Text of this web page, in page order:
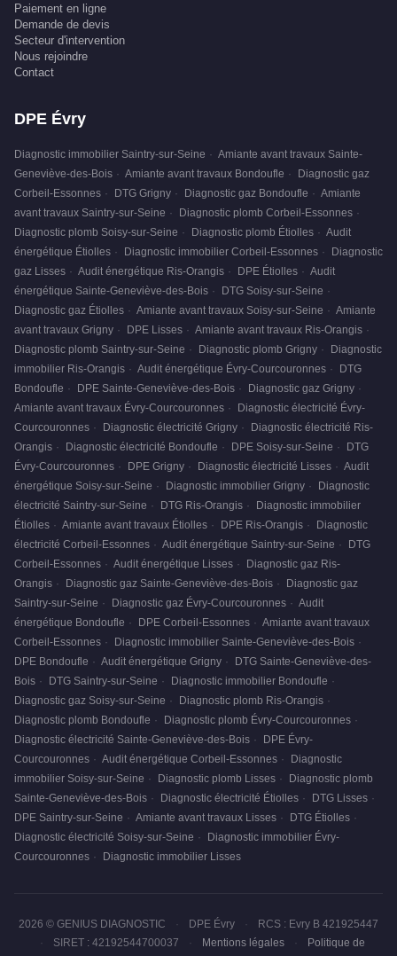
Paiement en ligne
Demande de devis
Secteur d'intervention
Nous rejoindre
Contact
DPE Évry
Diagnostic immobilier Saintry-sur-Seine · Amiante avant travaux Sainte-
Geneviève-des-Bois · Amiante avant travaux Bondoufle ·
Diagnostic gaz
Corbeil-Essonnes · DTG Grigny · Diagnostic gaz Bondoufle · Amiante
avant travaux Saintry-sur-Seine · Diagnostic plomb Corbeil-Essonnes ·
Diagnostic plomb Soisy-sur-Seine · Diagnostic plomb Étiolles · Audit
énergétique Étiolles · Diagnostic immobilier Corbeil-Essonnes ·
Diagnostic
gaz Lisses · Audit énergétique Ris-Orangis · DPE Étiolles · Audit
énergétique Sainte-Geneviève-des-Bois · DTG Soisy-sur-Seine ·
Diagnostic gaz Étiolles · Amiante avant travaux Soisy-sur-Seine · Amiante
avant travaux Grigny · DPE Lisses · Amiante avant travaux Ris-Orangis ·
Diagnostic plomb Saintry-sur-Seine · Diagnostic plomb Grigny ·
Diagnostic
immobilier Ris-Orangis · Audit énergétique Évry-Courcouronnes ·
DTG
Bondoufle · DPE Sainte-Geneviève-des-Bois · Diagnostic gaz Grigny ·
Amiante avant travaux Évry-Courcouronnes ·
Diagnostic électricité Évry-
Courcouronnes · Diagnostic électricité Grigny ·
Diagnostic électricité Ris-
Orangis · Diagnostic électricité Bondoufle · DPE Soisy-sur-Seine ·
DTG
Évry-Courcouronnes · DPE Grigny · Diagnostic électricité Lisses · Audit
énergétique Soisy-sur-Seine · Diagnostic immobilier Grigny ·
Diagnostic
électricité Saintry-sur-Seine · DTG Ris-Orangis ·
Diagnostic immobilier
Étiolles · Amiante avant travaux Étiolles · DPE Ris-Orangis ·
Diagnostic
électricité Corbeil-Essonnes · Audit énergétique Saintry-sur-Seine ·
DTG
Corbeil-Essonnes · Audit énergétique Lisses ·
Diagnostic gaz Ris-
Orangis · Diagnostic gaz Sainte-Geneviève-des-Bois ·
Diagnostic gaz
Saintry-sur-Seine · Diagnostic gaz Évry-Courcouronnes · Audit
énergétique Bondoufle · DPE Corbeil-Essonnes · Amiante avant travaux
Corbeil-Essonnes · Diagnostic immobilier Sainte-Geneviève-des-Bois ·
DPE Bondoufle · Audit énergétique Grigny ·
DTG Sainte-Geneviève-des-
Bois · DTG Saintry-sur-Seine · Diagnostic immobilier Bondoufle ·
Diagnostic gaz Soisy-sur-Seine · Diagnostic plomb Ris-Orangis ·
Diagnostic plomb Bondoufle · Diagnostic plomb Évry-Courcouronnes ·
Diagnostic électricité Sainte-Geneviève-des-Bois ·
DPE Évry-
Courcouronnes · Audit énergétique Corbeil-Essonnes ·
Diagnostic
immobilier Soisy-sur-Seine · Diagnostic plomb Lisses ·
Diagnostic plomb
Sainte-Geneviève-des-Bois · Diagnostic électricité Étiolles · DTG Lisses ·
DPE Saintry-sur-Seine · Amiante avant travaux Lisses · DTG Étiolles ·
Diagnostic électricité Soisy-sur-Seine ·
Diagnostic immobilier Évry-
Courcouronnes · Diagnostic immobilier Lisses
2026 © GENIUS DIAGNOSTIC · DPE Évry ·
RCS : Evry B 421925447
·
SIRET : 42192544700037 · Mentions légales ·
Politique de